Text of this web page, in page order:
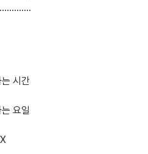
시간
요일